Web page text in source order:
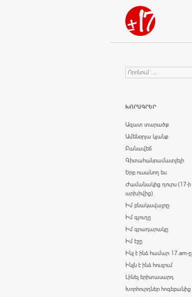
Որոնում
Search for:
ԽՈՐԱԳՐԵՐ
Ազատ տարածք
Ամենօրյա կյանք
Բանավեճ
Գիտահանրամատչելի
Երբ ուսանող ես
Ժամանակից դուրս (17-ի
արխիվից)
Իմ բնակավայրը
Իմ գյուղը
Իմ գրադարակը
Իմ էջը
Ինչ է ինձ համար 17.am-ը
Ինչն է ինձ հուզում
Լինել երիտասարդ
Խորհուրդներ հոգեբանից